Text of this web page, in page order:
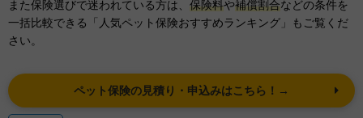
また保険選びで迷われている方は、 保険料や補償割合などの条件を
一括比較できる「人気ペット保険おすすめランキング」もご覧くだ
さい。
ペット保険の見積り・申込みはこちら！→